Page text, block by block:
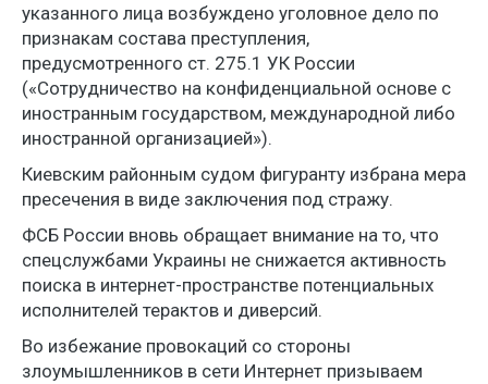
указанного лица возбуждено уголовное дело по
признакам состава преступления,
предусмотренного ст. 275.1 УК России
(«Сотрудничество на конфиденциальной основе с
иностранным государством, международной либо
иностранной организацией»).
Киевским районным судом фигуранту избрана мера
пресечения в виде заключения под стражу.
ФСБ России вновь обращает внимание на то, что
спецслужбами Украины не снижается активность
поиска в интернет-пространстве потенциальных
исполнителей терактов и диверсий.
Во избежание провокаций со стороны
злоумышленников в сети Интернет призываем